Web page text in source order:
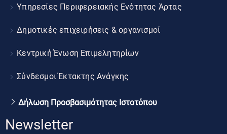
Υπηρεσίες Περιφερειακής Ενότητας Άρτας
Δημοτικές επιχειρήσεις & οργανισμοί
Κεντρική Ένωση Επιμελητηρίων
Σύνδεσμοι Έκτακτης Ανάγκης
Δήλωση Προσβασιμότητας Ιστοτόπου
Newsletter